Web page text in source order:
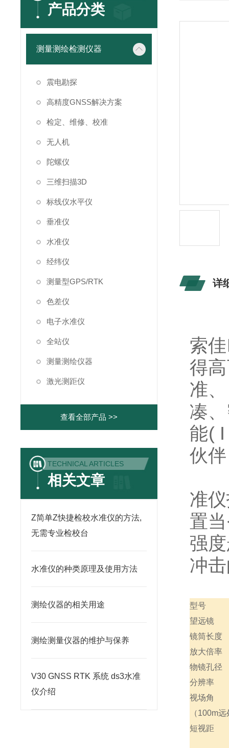
产品分类
测量测绘检测仪器
震电勘探
高精度GNSS解决方案
检定、维修、校准
无人机
陀螺仪
三维扫描3D
标线仪水平仪
垂准仪
水准仪
经纬仪
测量型GPS/RTK
色差仪
电子水准仪
全站仪
测量测绘仪器
激光测距仪
查看全部产品 >>
TECHNICAL ARTICLES
相关文章
Z简单Z快捷检校水准仪的方法,
无需专业检校台
水准仪的种类原理及使用方法
测绘仪器的相关用途
测绘测量仪器的维护与保养
V30 GNSS RTK 系统 ds3水准
仪介绍
详
索
得
准
凑
能(
伙
准
置
强
冲
型号
望远镜
镜筒长度
放大倍率
物镜孔径
分辨率
视场角
（100m
短视距